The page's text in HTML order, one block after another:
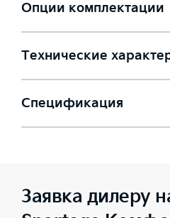
Опции комплектации
Технические
Спецификация
Заявка дилеру